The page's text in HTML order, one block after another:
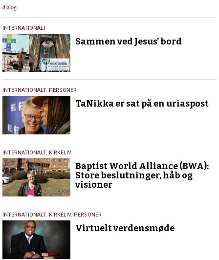
dialog
17.
juli
2026
INTERNATIONALT
Sammen ved Jesus’ bord
13.
marts
2026
INTERNATIONALT, PERSONER
TaNikka er sat på en uriaspost
7.
marts
2025
INTERNATIONALT, KIRKELIV
Baptist World Alliance (BWA):
Store beslutninger, håb og
visioner
24.
juli
2020
INTERNATIONALT, KIRKELIV, PERSONER
Virtuelt verdensmøde